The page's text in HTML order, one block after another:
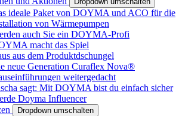
ideale Paket von DOYMA und ACO für die
von Wärmepumpen
auch Sie ein DOYMA-Profi
macht das Spiel
aus dem Produktdschungel
neue Generation Curaflex Nova®
weitergedacht
sagt: Mit DOYMA bist du einfach sicher
Doyma Influencer
Dropdown umschalten